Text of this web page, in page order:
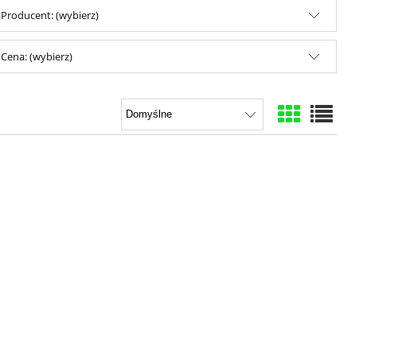
Producent: (wybierz)
Cena: (wybierz)